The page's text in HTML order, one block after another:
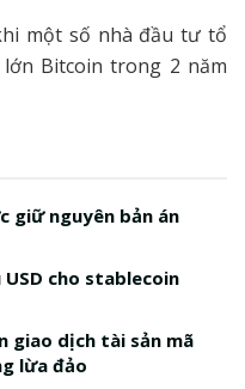
một số nhà đầu tư tổ
Bitcoin trong 2 năm
giữ nguyên bản án
cho stablecoin
giao dịch tài sản mã
lừa đảo